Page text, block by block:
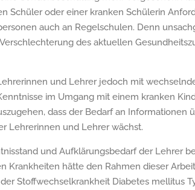
Schüler oder einer kranken Schülerin
auch an Regelschulen. Denn
des aktuellen
und Lehrer jedoch mit
im Umgang mit einem kranken
dass der Bedarf an Informationen
Lehrerinnen und Lehrer wächst.
und Aufklärungsbedarf der Lehrer
Krankheiten hätte den Rahmen dieser
Stoffwechselkrankheit Diabetes mellitus